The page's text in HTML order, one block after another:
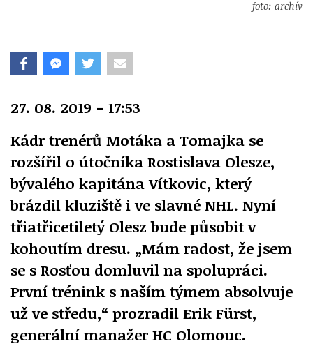
foto: archív
27. 08. 2019 - 17:53
Kádr trenérů Motáka a Tomajka se
rozšířil o útočníka Rostislava Olesze,
bývalého kapitána Vítkovic, který
brázdil kluziště i ve slavné NHL. Nyní
třiatřicetiletý Olesz bude působit v
kohoutím dresu. „Mám radost, že jsem
se s Rosťou domluvil na spolupráci.
První trénink s naším týmem absolvuje
už ve středu,“ prozradil Erik Fürst,
generální manažer HC Olomouc.